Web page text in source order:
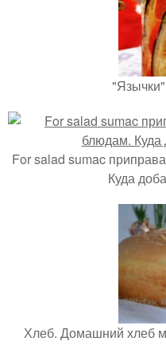
For salad sumac
Куда
Хлеб. Домашний хлеб